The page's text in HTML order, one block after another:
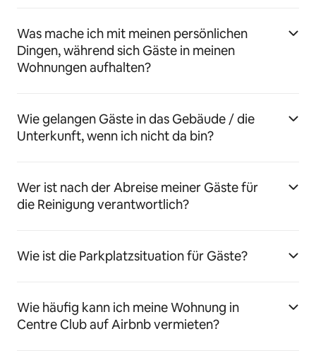
Was mache ich mit meinen persönlichen
Dingen, während sich Gäste in meinen
Wohnungen aufhalten?
Wie gelangen Gäste in das Gebäude / die
Unterkunft, wenn ich nicht da bin?
Wer ist nach der Abreise meiner Gäste für
die Reinigung verantwortlich?
Wie ist die Parkplatzsituation für Gäste?
Wie häufig kann ich meine Wohnung in
Centre Club auf Airbnb vermieten?